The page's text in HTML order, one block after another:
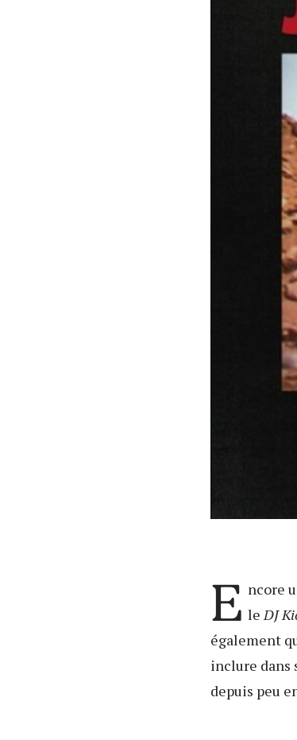
E ncore
leDJ
également
inclure dans
depuis peu